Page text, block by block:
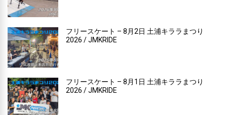
フリースケート – 8月2日 土浦キララまつり
2026 / JMKRIDE
フリースケート – 8月1日 土浦キララまつり
2026 / JMKRIDE